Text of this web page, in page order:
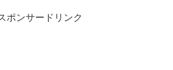
ポンサードリンク